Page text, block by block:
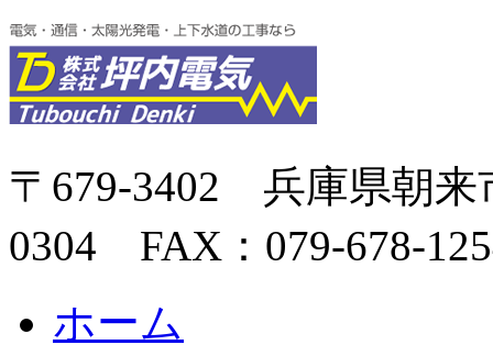
〒679-3402 兵庫県朝
0304 FAX：079-678-
ホーム